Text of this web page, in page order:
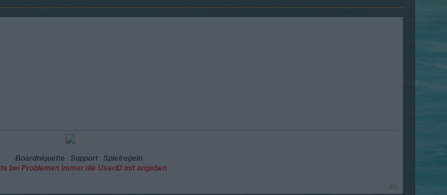
Boardniquette Support
Spielregeln
bei Problemen immer die UserID mit angeben
#1